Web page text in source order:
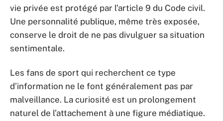
vie privée est protégé par l’article 9 du Code civil.
Une personnalité publique, même très exposée,
conserve le droit de ne pas divulguer sa situation
sentimentale.
Les fans de sport qui recherchent ce type
d’information ne le font généralement pas par
malveillance. La curiosité est un prolongement
naturel de l’attachement à une figure médiatique.